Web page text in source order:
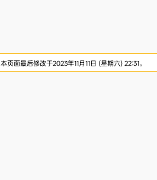
本页面最后修改于2023年11月11日 (星期六) 22:31。